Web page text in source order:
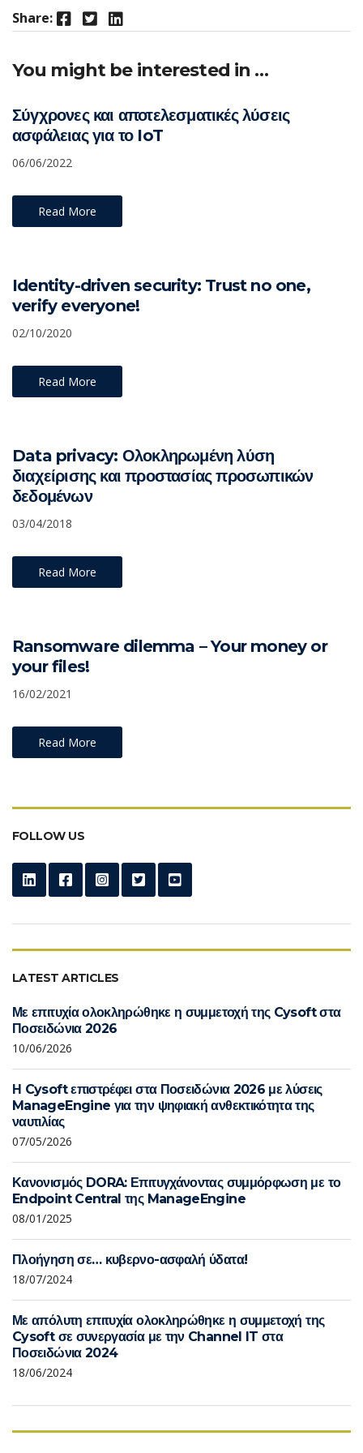
Share: Facebook Twitter LinkedIn
You might be interested in …
Σύγχρονες και αποτελεσματικές λύσεις
ασφάλειας για το IoT
06/06/2022
Read More
Identity-driven security: Trust no one,
verify everyone!
02/10/2020
Read More
Data privacy: Ολοκληρωμένη λύση
διαχείρισης και προστασίας προσωπικών
δεδομένων
03/04/2018
Read More
Ransomware dilemma – Your money or
your files!
16/02/2021
Read More
FOLLOW US
LATEST ARTICLES
Με επιτυχία ολοκληρώθηκε η συμμετοχή της Cysoft στα
Ποσειδώνια 2026
10/06/2026
Η Cysoft επιστρέφει στα Ποσειδώνια 2026 με λύσεις
ManageEngine για την ψηφιακή ανθεκτικότητα της
ναυτιλίας
07/05/2026
Κανονισμός DORA: Επιτυγχάνοντας συμμόρφωση με το
Endpoint Central της ManageEngine
08/01/2025
Πλοήγηση σε… κυβερνο-ασφαλή ύδατα!
18/07/2024
Με απόλυτη επιτυχία ολοκληρώθηκε η συμμετοχή της
Cysoft σε συνεργασία με την Channel IT στα
Ποσειδώνια 2024
18/06/2024